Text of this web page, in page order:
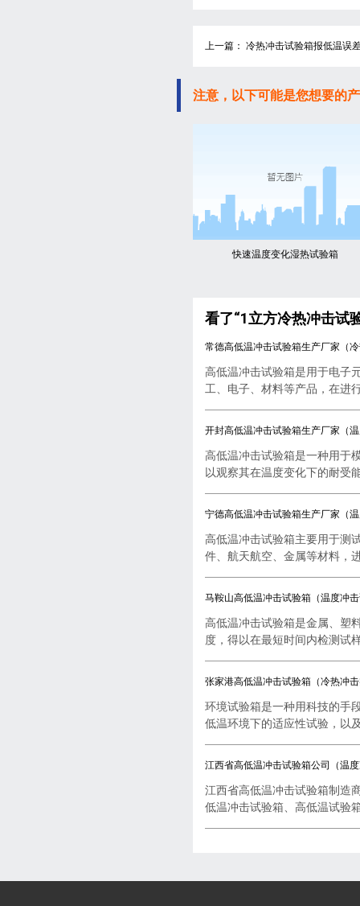
上一篇： 冷热冲击试验箱报低温误
注意，以下可能是您想要的
快速温度变化湿热试验箱
看了“1立方冷热冲击试
常德高低温冲击试验箱生产厂家（
高低温冲击试验箱是用于电子
工、电子、材料等产品，在进
开封高低温冲击试验箱生产厂家（
高低温冲击试验箱是一种用于
以观察其在温度变化下的耐受
宁德高低温冲击试验箱生产厂家（
高低温冲击试验箱主要用于测
件、航天航空、金属等材料，
马鞍山高低温冲击试验箱（温度冲
高低温冲击试验箱是金属、塑
度，得以在最短时间内检测试
张家港高低温冲击试验箱（冷热冲
环境试验箱是一种用科技的手
低温环境下的适应性试验，以
江西省高低温冲击试验箱公司（温
江西省高低温冲击试验箱制造
低温冲击试验箱、高低温试验